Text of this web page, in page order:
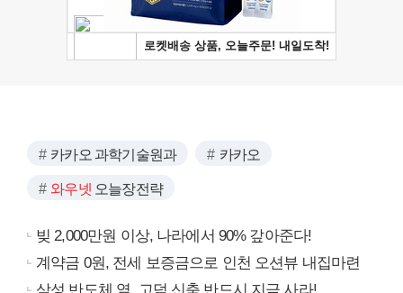
카카오 과학기술원과 카카오
와우넷 오늘장전략
빚 2,000만원 이상, 나라에서 90% 갚아준다!
계약금 0원, 전세 보증금으로 인천 오션뷰 내집마련
삼성 반도체 옆, 고덕 신축 반드시 지금 사라!